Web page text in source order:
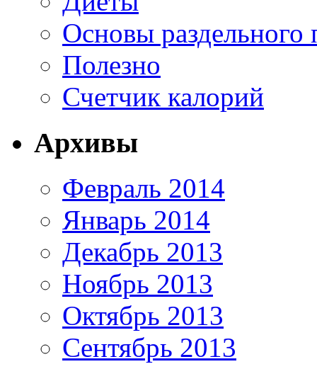
Основы раздельного
Полезно
Счетчик калорий
Архивы
Февраль 2014
Январь 2014
Декабрь 2013
Ноябрь 2013
Октябрь 2013
Сентябрь 2013